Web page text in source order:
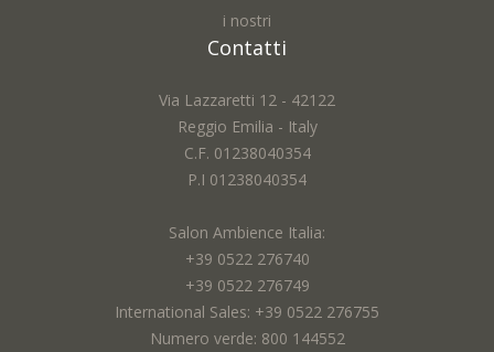
i nostri
Contatti
Via Lazzaretti 12 - 42122
Reggio Emilia - Italy
C.F. 01238040354
P.I 01238040354
Salon Ambience Italia:
+39 0522 276740
+39 0522 276749
International Sales: +39 0522 276755
Numero verde: 800 144552